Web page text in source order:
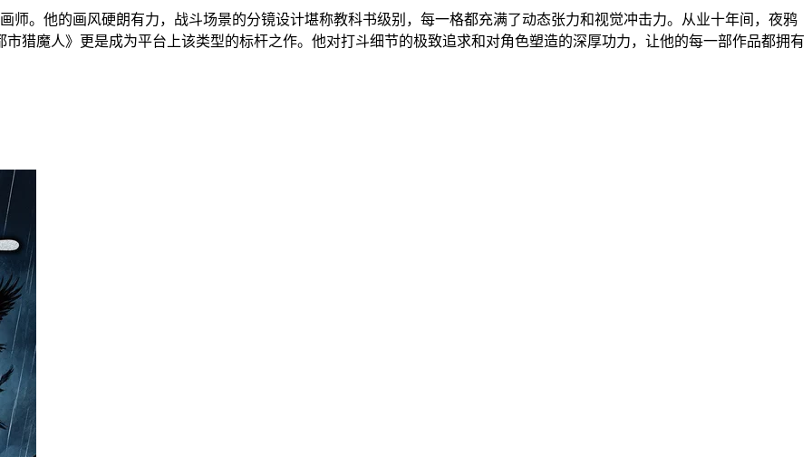
师。他的画风硬朗有力，战斗场景的分镜设计堪称教科书级别，每一格都充满了动态张力和视觉冲击力。从业十年间，夜鸦
猎魔人》更是成为平台上该类型的标杆之作。他对打斗细节的极致追求和对角色塑造的深厚功力，让他的每一部作品都拥有